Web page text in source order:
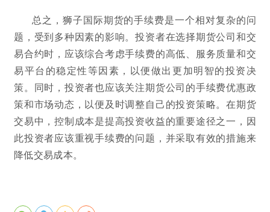
总之，狮子国际期货的手续费是一个相对复杂的问
题，受到多种因素的影响。投资者在选择期货公司和交
易合约时，应该综合考虑手续费的高低、服务质量和交
易平台的稳定性等因素，以便做出更加明智的投资决
策。同时，投资者也应该关注期货公司的手续费优惠政
策和市场动态，以便及时调整自己的投资策略。在期货
交易中，控制成本是提高投资收益的重要途径之一，因
此投资者应该重视手续费的问题，并采取有效的措施来
降低交易成本。